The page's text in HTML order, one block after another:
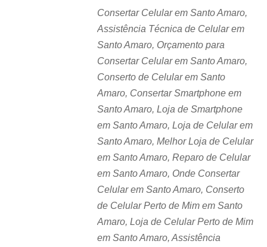
Consertar Celular em Santo Amaro,
Assistência Técnica de Celular em
Santo Amaro, Orçamento para
Consertar Celular em Santo Amaro,
Conserto de Celular em Santo
Amaro, Consertar Smartphone em
Santo Amaro, Loja de Smartphone
em Santo Amaro, Loja de Celular em
Santo Amaro, Melhor Loja de Celular
em Santo Amaro, Reparo de Celular
em Santo Amaro, Onde Consertar
Celular em Santo Amaro, Conserto
de Celular Perto de Mim em Santo
Amaro, Loja de Celular Perto de Mim
em Santo Amaro, Assistência